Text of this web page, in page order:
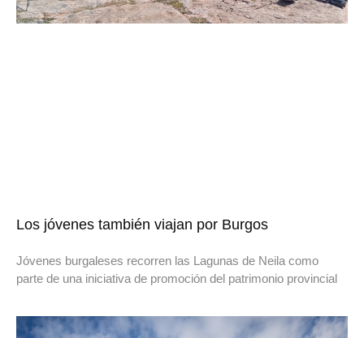
Los jóvenes también viajan por Burgos
Jóvenes burgaleses recorren las Lagunas de Neila como
parte de una iniciativa de promoción del patrimonio provincial